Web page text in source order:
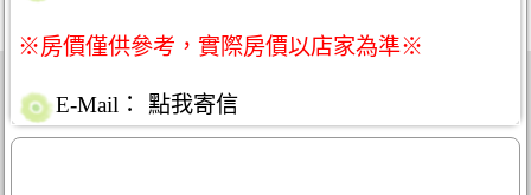
※房價僅供參考，實際房價以店家為準※
E-Mail： 點我寄信